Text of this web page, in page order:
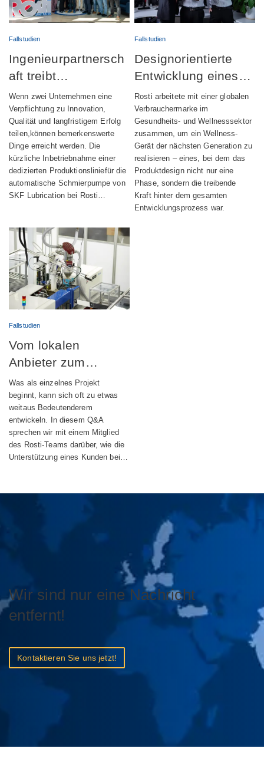
Fallstudien
Ingenieurpartnersch
aft treibt
erfolgreichen Start
der Produktion
automatischer
Schmiervorrichtunge
n voran
Wenn zwei Unternehmen eine
Verpflichtung zu Innovation,
Qualität und langfristigem Erfolg
teilen,können bemerkenswerte
Dinge erreicht werden. Die
kürzliche Inbetriebnahme einer
dedizierten Produktionsliniefür die
automatische Schmierpumpe von
SKF Lubrication bei Rosti…
Fallstudien
Designorientierte
Entwicklung eines
vollständig
integrierten
Wellness-Geräts
Rosti arbeitete mit einer globalen
Verbrauchermarke im
Gesundheits- und Wellnesssektor
zusammen, um ein Wellness-
Gerät der nächsten Generation zu
realisieren – eines, bei dem das
Produktdesign nicht nur eine
Phase, sondern die treibende
Kraft hinter dem gesamten
Entwicklungsprozess war.
Fallstudien
Vom lokalen
Anbieter zum
globalen
Engineering-Partner
Was als einzelnes Projekt
beginnt, kann sich oft zu etwas
weitaus Bedeutenderem
entwickeln. In diesem Q&A
sprechen wir mit einem Mitglied
des Rosti-Teams darüber, wie die
Unterstützung eines Kunden bei…
Wir sind nur eine Nachricht
entfernt!
Kontaktieren Sie uns jetzt!